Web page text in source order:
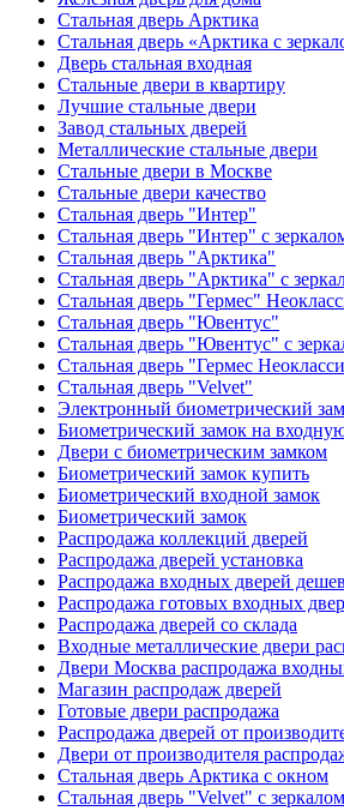
Стальная дверь Арктика
Стальная дверь «Арктика с
Дверь стальная входная
Стальные двери в квартиру
Лучшие стальные двери
Завод стальных дверей
Металлические стальные двери
Стальные двери в Москве
Стальные двери качество
Стальная дверь "Интер"
Стальная дверь "Интер" с
Стальная дверь "Арктика"
Стальная дверь "Арктика" с
Стальная дверь "Гермес"
Стальная дверь "Ювентус"
Стальная дверь "Ювентус" с
Стальная дверь "Гермес
Стальная дверь "Velvet"
Электронный биометрический
Биометрический замок на
Двери с биометрическим замком
Биометрический замок купить
Биометрический входной замок
Биометрический замок
Распродажа коллекций дверей
Распродажа дверей установка
Распродажа входных дверей
Распродажа готовых входных
Распродажа дверей со склада
Входные металлические двери
Двери Москва распродажа
Магазин распродаж дверей
Готовые двери распродажа
Распродажа дверей от
Двери от производителя
Стальная дверь Арктика с окном
Стальная дверь "Velvet" с зеркалом